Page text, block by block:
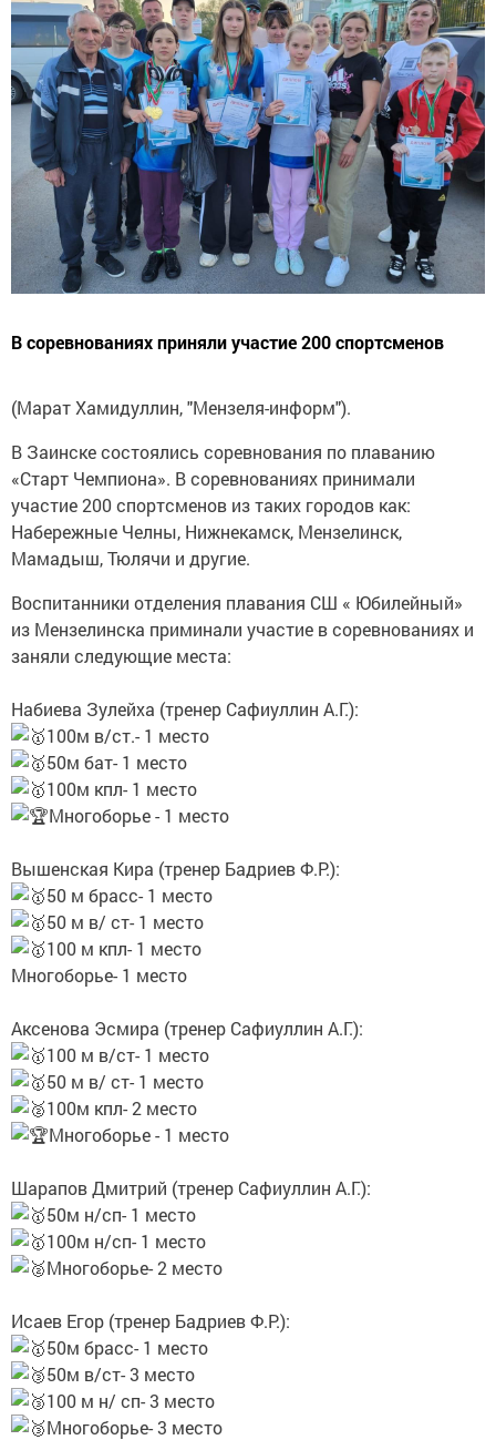
В соревнованиях приняли участие 200 спортсменов
(Марат Хамидуллин, "Мензеля-информ").
В Заинске состоялись соревнования по плаванию
«Старт Чемпиона». В соревнованиях принимали
участие 200 спортсменов из таких городов как:
Набережные Челны, Нижнекамск, Мензелинск,
Мамадыш, Тюлячи и другие.
Воспитанники отделения плавания СШ « Юбилейный»
из Мензелинска приминали участие в соревнованиях и
заняли следующие места:
Набиева Зулейха (тренер Сафиуллин А.Г.):
100м в/ст.- 1 место
50м бат- 1 место
100м кпл- 1 место
Многоборье - 1 место
Вышенская Кира (тренер Бадриев Ф.Р.):
50 м брасс- 1 место
50 м в/ ст- 1 место
100 м кпл- 1 место
Многоборье- 1 место
Аксенова Эсмира (тренер Сафиуллин А.Г.):
100 м в/ст- 1 место
50 м в/ ст- 1 место
100м кпл- 2 место
Многоборье - 1 место
Шарапов Дмитрий (тренер Сафиуллин А.Г.):
50м н/сп- 1 место
100м н/сп- 1 место
Многоборье- 2 место
Исаев Егор (тренер Бадриев Ф.Р.):
50м брасс- 1 место
50м в/ст- 3 место
100 м н/ сп- 3 место
Многоборье- 3 место